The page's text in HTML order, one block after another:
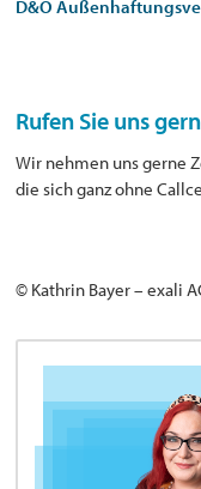
D&O
Rufen Sie uns
Wir nehmen uns gerne
die sich ganz ohne
© Kathrin Bayer – exali